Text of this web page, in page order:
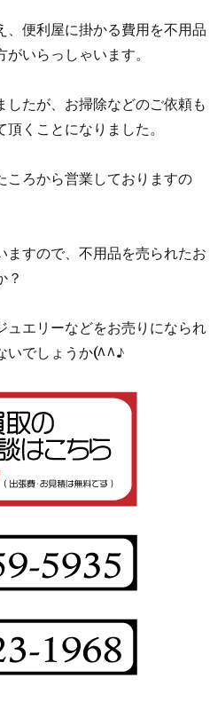
、便利屋に掛かる費用を不用品
いらっしゃいます。
たが、お掃除などのご依頼も
くことになりました。
ころから営業しておりますの
ますので、不用品を売られたお
？
ュエリーなどをお売りになられ
いでしょうか(^^♪